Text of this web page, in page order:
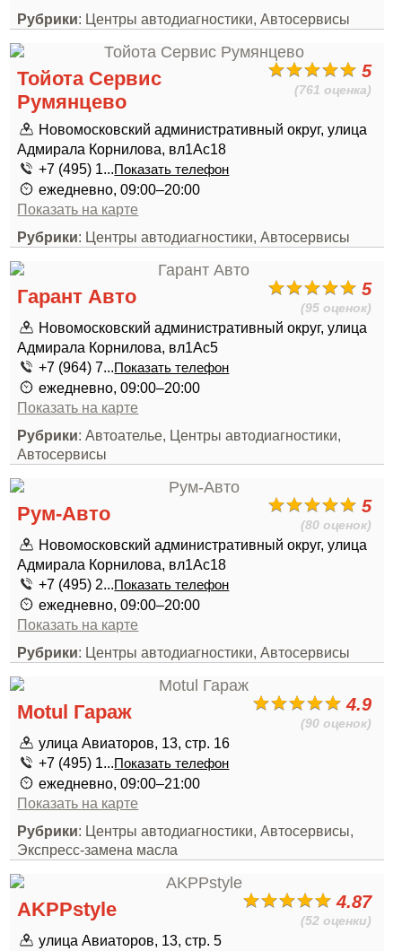
Рубрики: Центры автодиагностики, Автосервисы
5
(761 оценка)
Тойота Сервис
Румянцево
Новомосковский административный округ, улица
Адмирала Корнилова, вл1Ас18
+7 (495) 1...Показать телефон
ежедневно, 09:00–20:00
Показать на карте
Рубрики: Центры автодиагностики, Автосервисы
5
(95 оценок)
Гарант Авто
Новомосковский административный округ, улица
Адмирала Корнилова, вл1Ас5
+7 (964) 7...Показать телефон
ежедневно, 09:00–20:00
Показать на карте
Рубрики: Автоателье, Центры автодиагностики,
Автосервисы
5
(80 оценок)
Рум-Авто
Новомосковский административный округ, улица
Адмирала Корнилова, вл1Ас18
+7 (495) 2...Показать телефон
ежедневно, 09:00–20:00
Показать на карте
Рубрики: Центры автодиагностики, Автосервисы
4.9
(90 оценок)
Motul Гараж
улица Авиаторов, 13, стр. 16
+7 (495) 1...Показать телефон
ежедневно, 09:00–21:00
Показать на карте
Рубрики: Центры автодиагностики, Автосервисы,
Экспресс-замена масла
4.87
(52 оценки)
AKPPstyle
улица Авиаторов, 13, стр. 5